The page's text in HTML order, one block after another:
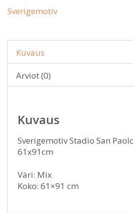
Sverigemotiv
Kuvaus
Arviot (0)
Kuvaus
Sverigemotiv Stadio San
61x91cm
Väri: Mix
Koko: 61×91 cm